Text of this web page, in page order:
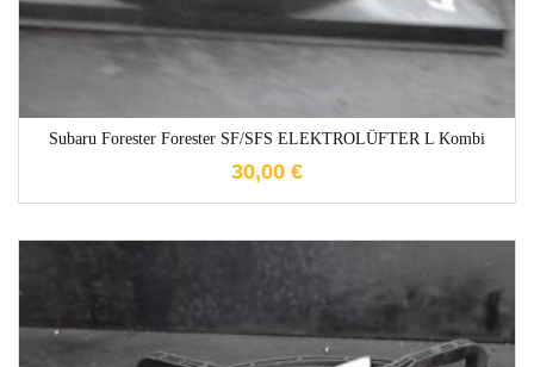
Subaru Forester Forester SF/SFS ELEKTROLÜFTER L Kombi
30,00 €